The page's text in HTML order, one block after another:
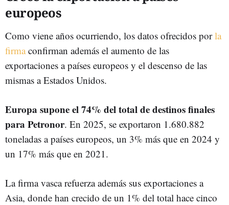
europeos
Como viene años ocurriendo, los datos ofrecidos porla
firmaconfirman además el aumento de las
exportaciones a países europeos y el descenso de las
mismas a Estados Unidos.
Europa supone el 74% del total de destinos finales
para Petronor. En 2025, se exportaron 1.680.882
toneladas a países europeos, un 3% más que en 2024 y
un 17% más que en 2021.
La firma vasca refuerza además sus exportaciones a
Asia, donde han crecido de un 1% del total hace cinco